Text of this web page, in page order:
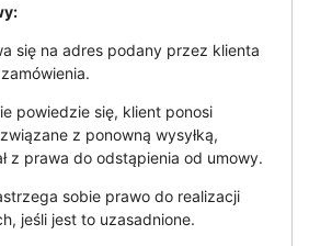
się na adres podany przez klienta
powiedzie się, klient ponosi
z ponowną wysyłką,
z prawa do odstąpienia od umowy.
sobie prawo do realizacji
jeśli jest to uzasadnione.